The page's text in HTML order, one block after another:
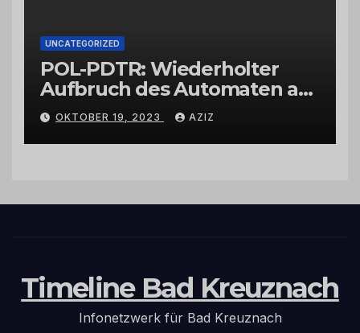
UNCATEGORIZED
POL-PDTR: Wiederholter
Aufbruch des Automaten am
Wohnmobilstellplatz in
Hermeskeil am Labachweg
OKTOBER 19, 2023 AZIZ
Timeline Bad Kreuznach
Infonetzwerk für Bad Kreuznach